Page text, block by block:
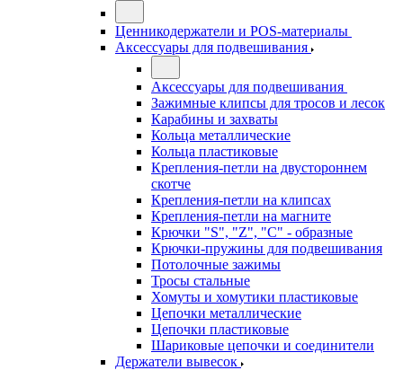
Ценникодержатели и POS-материалы
Аксессуары для подвешивания
Аксессуары для подвешивания
Зажимные клипсы для тросов и лесок
Карабины и захваты
Кольца металлические
Кольца пластиковые
Крепления-петли на двустороннем
скотче
Крепления-петли на клипсах
Крепления-петли на магните
Крючки "S", "Z", "C" - образные
Крючки-пружины для подвешивания
Потолочные зажимы
Тросы стальные
Хомуты и хомутики пластиковые
Цепочки металлические
Цепочки пластиковые
Шариковые цепочки и соединители
Держатели вывесок